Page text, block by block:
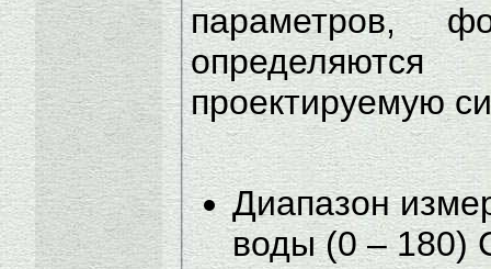
параметров,
проектируемую
Диапазон
воды (0 – 180)